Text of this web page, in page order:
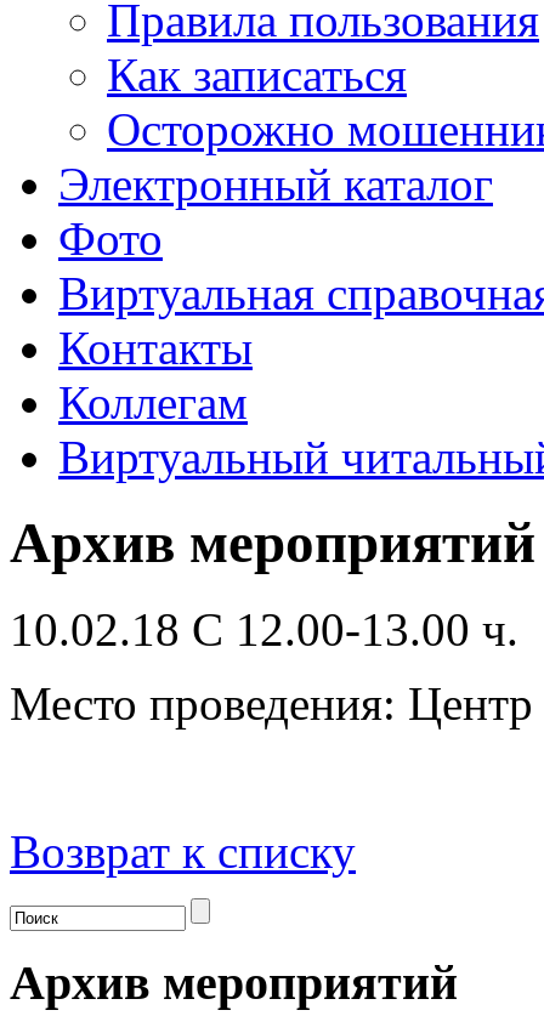
Правила пользования
Как записаться
Осторожно
Электронный каталог
Фото
Виртуальная
Контакты
Коллегам
Виртуальный
Архив мероприятий
10.02.18 С 12.00-13.00 ч.
Место проведения:
Возврат к списку
Архив мероприятий